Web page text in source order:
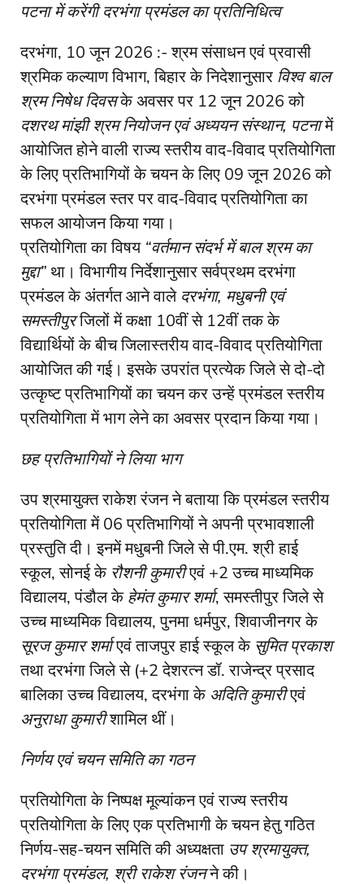
पटना में करेंगी दरभंगा प्रमंडल का प्रतिनिधित्व
दरभंगा, 10 जून 2026 :- श्रम संसाधन एवं प्रवासी
श्रमिक कल्याण विभाग, बिहार के निदेशानुसार विश्व बाल
श्रम निषेध दिवसके अवसर पर 12 जून 2026 को
दशरथ मांझी श्रम नियोजन एवं अध्ययन संस्थान, पटनामें
आयोजित होने वाली राज्य स्तरीय वाद-विवाद प्रतियोगिता
के लिए प्रतिभागियों के चयन के लिए 09 जून 2026 को
दरभंगा प्रमंडल स्तर पर वाद-विवाद प्रतियोगिता का
सफल आयोजन किया गया।
प्रतियोगिता का विषय “वर्तमान संदर्भ में बाल श्रम का
मुद्दा” था। विभागीय निर्देशानुसार सर्वप्रथम दरभंगा
प्रमंडल के अंतर्गत आने वाले दरभंगा, मधुबनी एवं
समस्तीपुरजिलों में कक्षा 10वीं से 12वीं तक के
विद्यार्थियों के बीच जिलास्तरीय वाद-विवाद प्रतियोगिता
आयोजित की गई। इसके उपरांत प्रत्येक जिले से दो-दो
उत्कृष्ट प्रतिभागियों का चयन कर उन्हें प्रमंडल स्तरीय
प्रतियोगिता में भाग लेने का अवसर प्रदान किया गया।
छह प्रतिभागियों ने लिया भाग
उप श्रमायुक्त राकेश रंजन ने बताया कि प्रमंडल स्तरीय
प्रतियोगिता में 06 प्रतिभागियों ने अपनी प्रभावशाली
प्रस्तुति दी। इनमें मधुबनी जिले से पी.एम. श्री हाई
स्कूल, सोनई के रौशनी कुमारीएवं +2 उच्च माध्यमिक
विद्यालय, पंडौल केहेमंत कुमार शर्मा, समस्तीपुर जिले से
उच्च माध्यमिक विद्यालय, पुनमा धर्मपुर, शिवाजीनगर के
सूरज कुमार शर्माएवं ताजपुर हाई स्कूल के सुमित प्रकाश
तथा दरभंगा जिले से (+2 देशरत्न डॉ. राजेन्द्र प्रसाद
बालिका उच्च विद्यालय, दरभंगा के अदिति कुमारीएवं
अनुराधा कुमारीशामिल थीं।
निर्णय एवं चयन समिति का गठन
प्रतियोगिता के निष्पक्ष मूल्यांकन एवं राज्य स्तरीय
प्रतियोगिता के लिए एक प्रतिभागी के चयन हेतु गठित
निर्णय-सह-चयन समिति की अध्यक्षता उप श्रमायुक्त,
दरभंगा प्रमंडल, श्री राकेश रंजनने की।